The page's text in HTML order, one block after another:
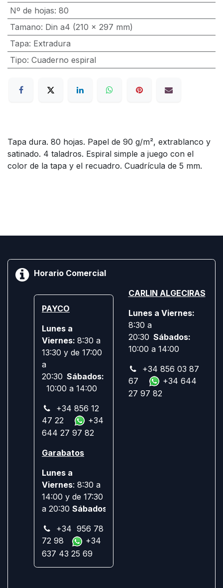
Nº de hojas: 80
Tamano: Din a4 (210 x 297 mm)
Tapa: Extradura
Tipo: Cuaderno espiral
Tapa dura. 80 hojas. Papel de 90 g/m², extrablanco y
satinado. 4 taladros. Espiral simple a juego con el
color de la tapa y el recuadro. Cuadrícula de 5 mm.
Horario Comercial
PAYCO
Lunes a
Viernes: 8:30 a
13:30 y de 17:00
a
20:30 Sábados:
10:00 a 14:00
+34 856 12
47 22
+34
644 27 97 82
Garabatos
Lunes a
Viernes: 8:30 a
14:00 y de 17:30
a 20:30 Sábados:
+34 956 78
72 98
+34
637 43 25 69
CARLIN ALGECIRAS
Lunes a Viernes:
8:30 a
20:30 Sábados:
10:00 a 14:00
+34 856 03 87
67
+34 644
27 97 82